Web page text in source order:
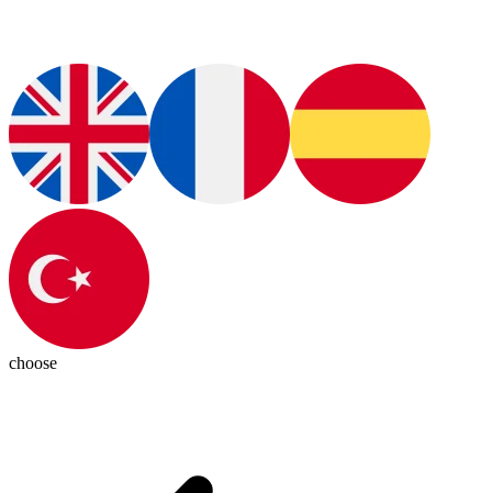
choose